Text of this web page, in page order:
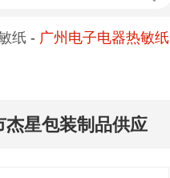
纸 - 广州电子电器热敏纸
杰星包装制品供应